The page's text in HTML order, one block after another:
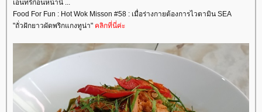
เอนทรี่ก่อนหน้านี้ ...
Food For Fun : Hot Wok Misson #58 : เมื่อร่างกายต้องการไวตามิน SEA
"ถั่วฝักยาวผัดพริกแกงทูน่า" คลิกที่นี่ค่ะ